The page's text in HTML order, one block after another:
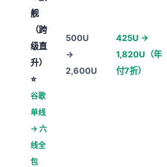
舰
（跨
级直
升）
⭐
谷歌
单线
→ 六
线全
包
500U
→
2,600U
425U →
1,820U（年
付7折）